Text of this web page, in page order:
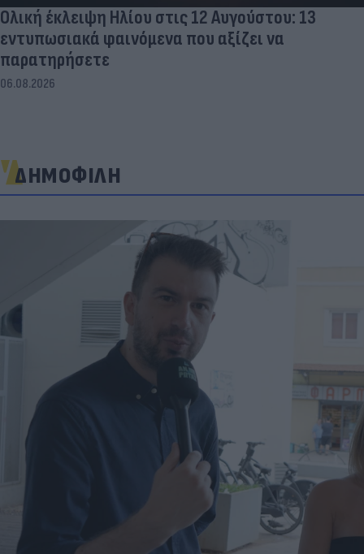
Ολική έκλειψη Ηλίου στις 12 Αυγούστου: 13
εντυπωσιακά φαινόμενα που αξίζει να
παρατηρήσετε
06.08.2026
ΔΗΜΟΦΙΛΗ